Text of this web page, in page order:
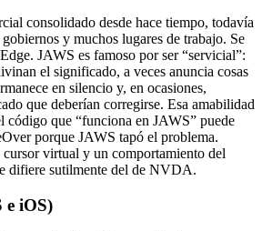
consolidado desde hace tiempo, todavía
y muchos lugares de trabajo. Se
JAWS es famoso por ser “servicial”:
el significado, a veces anuncia cosas
en silencio y, en ocasiones,
que deberían corregirse. Esa amabilidad
código que “funciona en JAWS” puede
porque JAWS tapó el problema.
virtual y un comportamiento del
difiere sutilmente del de NVDA.
e iOS)